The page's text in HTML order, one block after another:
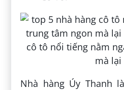
Nhà hàng Úy Thanh